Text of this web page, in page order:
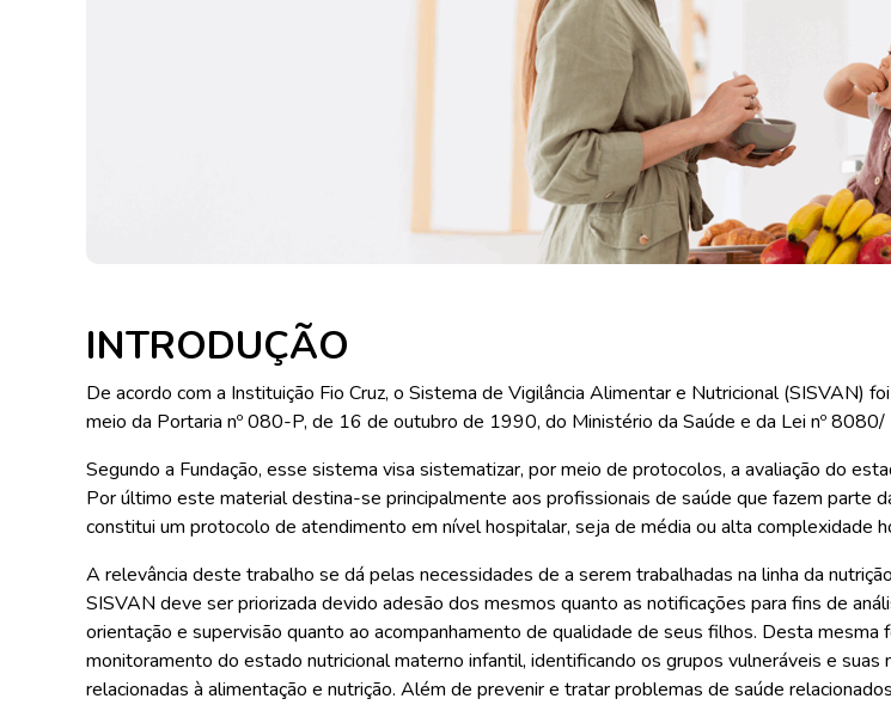
INTRODUÇÃO
De acordo com a Instituição Fio Cruz, o Sistema de Vigilância Alimentar e Nutricional (SISVAN)
meio da Portaria nº 080-P, de 16 de outubro de 1990, do Ministério da Saúde e da Lei nº 8080/
Segundo a Fundação, esse sistema visa sistematizar, por meio de protocolos, a avaliação do
Por último este material destina-se principalmente aos profissionais de saúde que fazem parte
constitui um protocolo de atendimento em nível hospitalar, seja de média ou alta complexidade
A relevância deste trabalho se dá pelas necessidades de a serem trabalhadas na linha da
SISVAN deve ser priorizada devido adesão dos mesmos quanto as notificações para fins de
orientação e supervisão quanto ao acompanhamento de qualidade de seus filhos. Desta
monitoramento do estado nutricional materno infantil, identificando os grupos vulneráveis e
relacionadas à alimentação e nutrição. Além de prevenir e tratar problemas de saúde